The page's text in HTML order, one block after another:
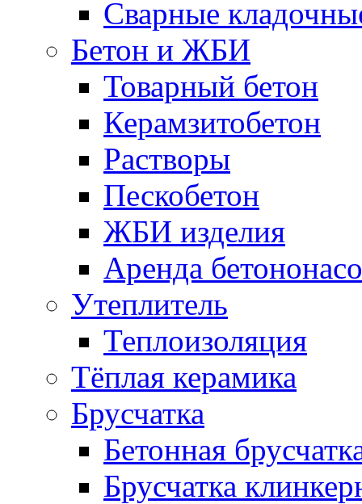
Сварные
Бетон и ЖБИ
Товарный бетон
Керамзитобетон
Растворы
Пескобетон
ЖБИ изделия
Аренда
Утеплитель
Теплоизоляция
Тёплая керамика
Брусчатка
Бетонная
Брусчатка